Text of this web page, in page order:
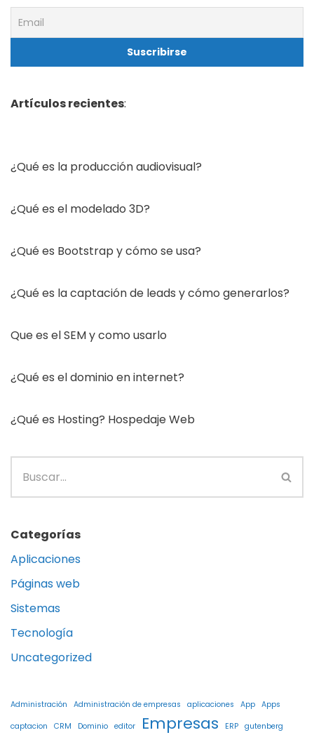
Artículos recientes:
¿Qué es la producción audiovisual?
¿Qué es el modelado 3D?
¿Qué es Bootstrap y cómo se usa?
¿Qué es la captación de leads y cómo generarlos?
Que es el SEM y como usarlo
¿Qué es el dominio en internet?
¿Qué es Hosting? Hospedaje Web
Categorías
Aplicaciones
Páginas web
Sistemas
Tecnología
Uncategorized
Administración Administración de empresas aplicaciones App Apps
captacion CRM Dominio editor Empresas ERP gutenberg